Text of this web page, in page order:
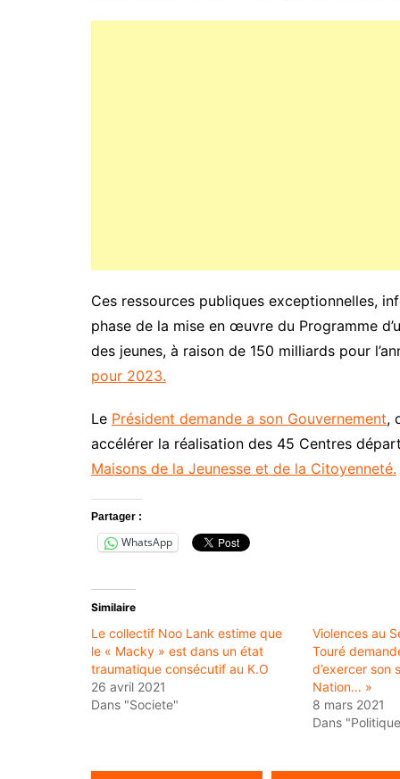
Ces ressources publiques exceptionnelles,
phase de la mise en œuvre du Programme
des jeunes, à raison de 150 milliards pour
pour 2023.
Le Président demande a son Gouvernement,
accélérer la réalisation des 45 Centres
Maisons de la Jeunesse et de la Citoyenneté.
Partager :
WhatsApp
Similaire
Le collectif Noo Lank estime que
le « Macky » est dans un état
traumatique consécutif au K.O
26 avril 2021
Dans "Societe"
Violences au
Touré
d’exercer son
Nation… »
8 mars 2021
Dans